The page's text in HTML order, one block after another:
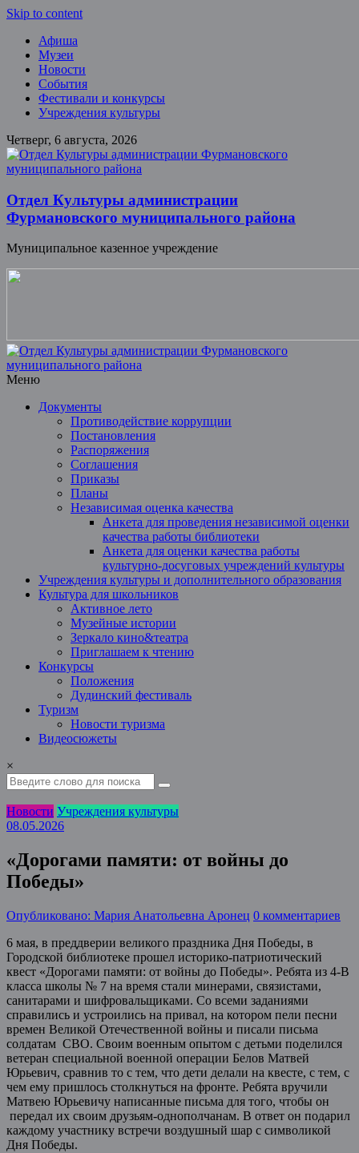
Skip to content
Афиша
Музеи
Новости
События
Фестивали и конкурсы
Учреждения культуры
Четверг, 6 августа, 2026
Отдел Культуры администрации
Фурмановского муниципального района
Муниципальное казенное учреждение
Меню
Документы
Противодействие коррупции
Постановления
Распоряжения
Соглашения
Приказы
Планы
Независимая оценка качества
Анкета для проведения независимой оценки
качества работы библиотеки
Анкета для оценки качества работы
культурно-досуговых учреждений культуры
Учреждения культуры и дополнительного образования
Культура для школьников
Активное лето
Музейные истории
Зеркало кино&театра
Приглашаем к чтению
Конкурсы
Положения
Дудинский фестиваль
Туризм
Новости туризма
Видеосюжеты
×
Новости Учреждения культуры
08.05.2026
«Дорогами памяти: от войны до
Победы»
Опубликовано: Мария Анатольевна Аронец 0 комментариев
6 мая, в преддверии великого праздника Дня Победы, в
Городской библиотеке прошел историко-патриотический
квест «Дорогами памяти: от войны до Победы». Ребята из 4-В
класса школы № 7 на время стали минерами, связистами,
санитарами и шифровальщиками. Со всеми заданиями
справились и устроились на привал, на котором пели песни
времен Великой Отечественной войны и писали письма
солдатам СВО. Своим военным опытом с детьми поделился
ветеран специальной военной операции Белов Матвей
Юрьевич, сравнив то с тем, что дети делали на квесте, с тем, с
чем ему пришлось столкнуться на фронте. Ребята вручили
Матвею Юрьевичу написанные письма для того, чтобы он
передал их своим друзьям-однополчанам. В ответ он подарил
каждому участнику встречи воздушный шар с символикой
Дня Победы.